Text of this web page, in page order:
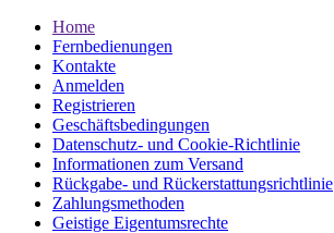
Home
Fernbedienungen
Kontakte
Anmelden
Registrieren
Geschäftsbedingungen
Datenschutz- und Cookie-Richtlinie
Informationen zum Versand
Rückgabe- und Rückerstattungsrichtlinie
Zahlungsmethoden
Geistige Eigentumsrechte